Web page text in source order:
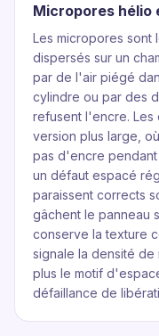
Micropores hélio
Les micropores sont
dispersés sur un
par de l'air piégé
cylindre ou par des
refusent l'encre. Les
version plus large,
pas d'encre
un défaut espacé
paraissent corrects
gâchent le panneau
conserve la texture
signale la densité de
plus le motif
défaillance de